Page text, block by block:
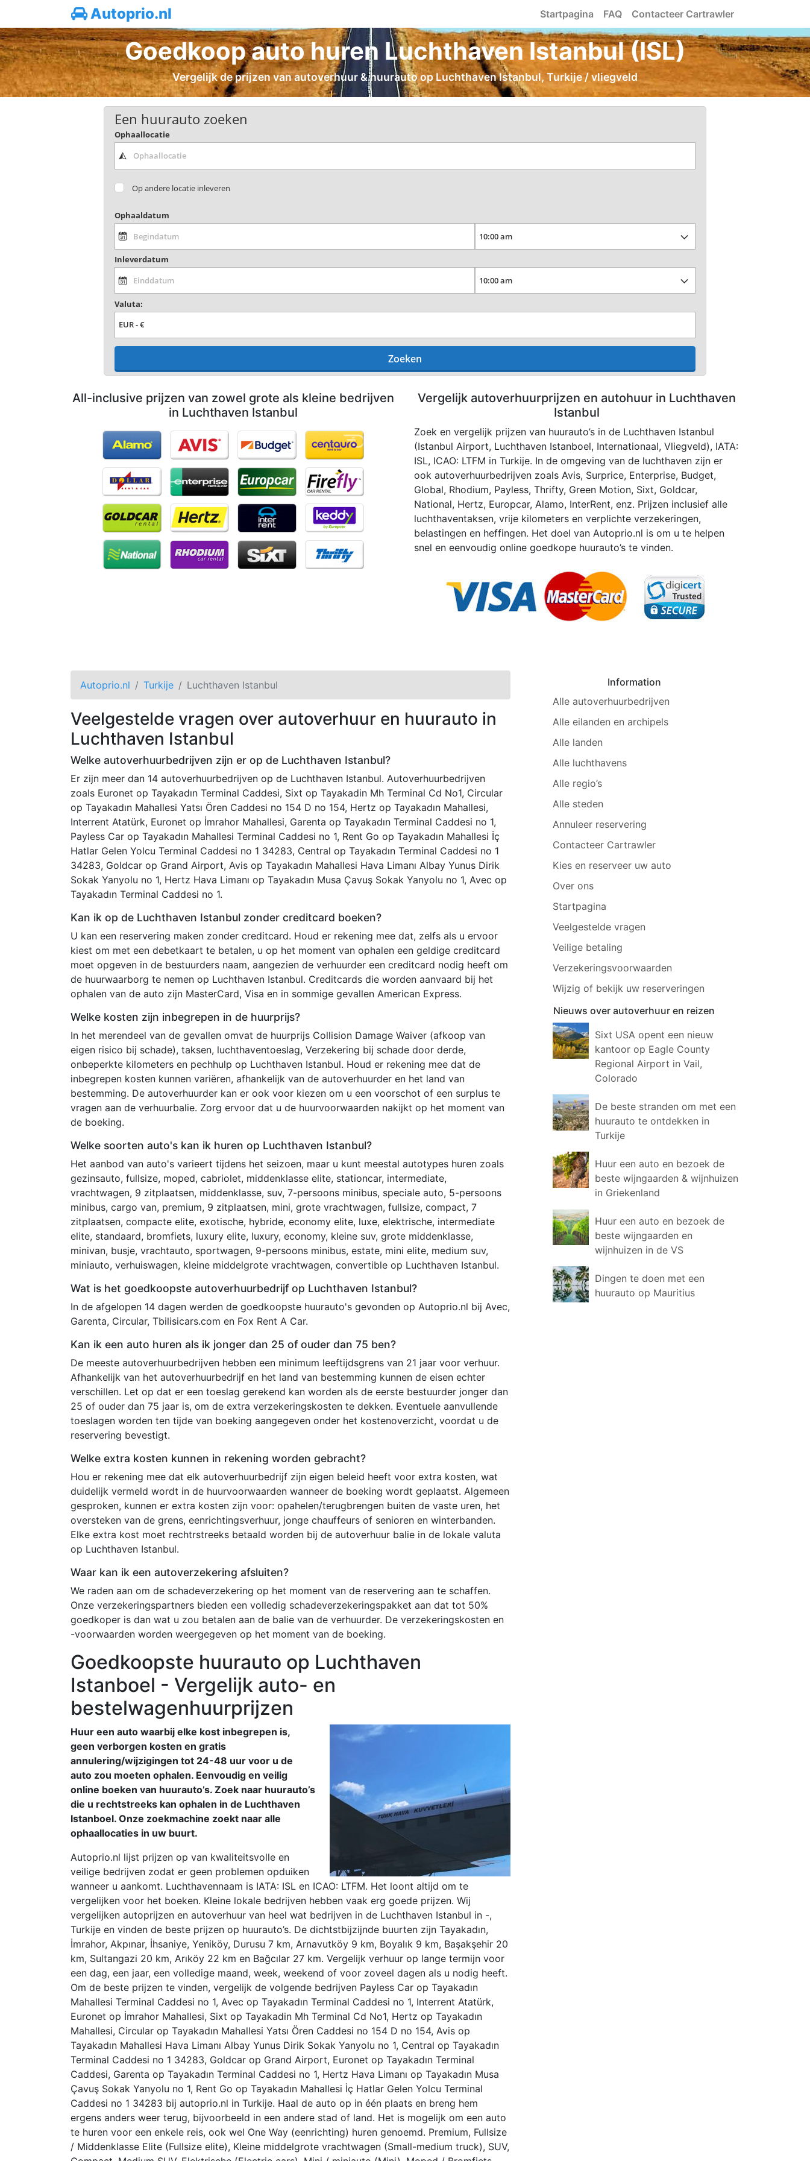
Autoprio.nl Startpagina FAQ Contacteer Cartrawler
Goedkoop auto huren Luchthaven Istanbul (ISL)
Vergelijk de prijzen van autoverhuur & huurauto op Luchthaven Istanbul, Turkije / vliegveld
Een huurauto zoeken
Ophaallocatie
Op andere locatie inleveren
Ophaaldatum
Inleverdatum
Valuta:
Zoeken
All-inclusive prijzen van zowel grote als kleine bedrijven
in Luchthaven Istanbul
Vergelijk autoverhuurprijzen en autohuur in Luchthaven
Istanbul
Zoek en vergelijk prijzen van huurauto’s in de Luchthaven Istanbul
(Istanbul Airport, Luchthaven Istanboel, Internationaal, Vliegveld), IATA:
ISL, ICAO: LTFM in Turkije. In de omgeving van de luchthaven zijn er
ook autoverhuurbedrijven zoals Avis, Surprice, Enterprise, Budget,
Global, Rhodium, Payless, Thrifty, Green Motion, Sixt, Goldcar,
National, Hertz, Europcar, Alamo, InterRent, enz. Prijzen inclusief alle
luchthaventaksen, vrije kilometers en verplichte verzekeringen,
belastingen en heffingen. Het doel van Autoprio.nl is om u te helpen
snel en eenvoudig online goedkope huurauto’s te vinden.
Autoprio.nl Turkije Luchthaven Istanbul
Veelgestelde vragen over autoverhuur en huurauto in
Luchthaven Istanbul
Welke autoverhuurbedrijven zijn er op de Luchthaven Istanbul?
Er zijn meer dan 14 autoverhuurbedrijven op de Luchthaven Istanbul. Autoverhuurbedrijven
zoals Euronet op Tayakadın Terminal Caddesi, Sixt op Tayakadin Mh Terminal Cd No1, Circular
op Tayakadın Mahallesi Yatsı Ören Caddesi no 154 D no 154, Hertz op Tayakadın Mahallesi,
Interrent Atatürk, Euronet op İmrahor Mahallesi, Garenta op Tayakadın Terminal Caddesi no 1,
Payless Car op Tayakadın Mahallesi Terminal Caddesi no 1, Rent Go op Tayakadın Mahallesi İç
Hatlar Gelen Yolcu Terminal Caddesi no 1 34283, Central op Tayakadın Terminal Caddesi no 1
34283, Goldcar op Grand Airport, Avis op Tayakadın Mahallesi Hava Limanı Albay Yunus Dirik
Sokak Yanyolu no 1, Hertz Hava Limanı op Tayakadın Musa Çavuş Sokak Yanyolu no 1, Avec op
Tayakadın Terminal Caddesi no 1.
Kan ik op de Luchthaven Istanbul zonder creditcard boeken?
U kan een reservering maken zonder creditcard. Houd er rekening mee dat, zelfs als u ervoor
kiest om met een debetkaart te betalen, u op het moment van ophalen een geldige creditcard
moet opgeven in de bestuurders naam, aangezien de verhuurder een creditcard nodig heeft om
de huurwaarborg te nemen op Luchthaven Istanbul. Creditcards die worden aanvaard bij het
ophalen van de auto zijn MasterCard, Visa en in sommige gevallen American Express.
Welke kosten zijn inbegrepen in de huurprijs?
In het merendeel van de gevallen omvat de huurprijs Collision Damage Waiver (afkoop van
eigen risico bij schade), taksen, luchthaventoeslag, Verzekering bij schade door derde,
onbeperkte kilometers en pechhulp op Luchthaven Istanbul. Houd er rekening mee dat de
inbegrepen kosten kunnen variëren, afhankelijk van de autoverhuurder en het land van
bestemming. De autoverhuurder kan er ook voor kiezen om u een voorschot of een surplus te
vragen aan de verhuurbalie. Zorg ervoor dat u de huurvoorwaarden nakijkt op het moment van
de boeking.
Welke soorten auto's kan ik huren op Luchthaven Istanbul?
Het aanbod van auto's varieert tijdens het seizoen, maar u kunt meestal autotypes huren zoals
gezinsauto, fullsize, moped, cabriolet, middenklasse elite, stationcar, intermediate,
vrachtwagen, 9 zitplaatsen, middenklasse, suv, 7-persoons minibus, speciale auto, 5-persoons
minibus, cargo van, premium, 9 zitplaatsen, mini, grote vrachtwagen, fullsize, compact, 7
zitplaatsen, compacte elite, exotische, hybride, economy elite, luxe, elektrische, intermediate
elite, standaard, bromfiets, luxury elite, luxury, economy, kleine suv, grote middenklasse,
minivan, busje, vrachtauto, sportwagen, 9-persoons minibus, estate, mini elite, medium suv,
miniauto, verhuiswagen, kleine middelgrote vrachtwagen, convertible op Luchthaven Istanbul.
Wat is het goedkoopste autoverhuurbedrijf op Luchthaven Istanbul?
In de afgelopen 14 dagen werden de goedkoopste huurauto's gevonden op Autoprio.nl bij Avec,
Garenta, Circular, Tbilisicars.com en Fox Rent A Car.
Kan ik een auto huren als ik jonger dan 25 of ouder dan 75 ben?
De meeste autoverhuurbedrijven hebben een minimum leeftijdsgrens van 21 jaar voor verhuur.
Afhankelijk van het autoverhuurbedrijf en het land van bestemming kunnen de eisen echter
verschillen. Let op dat er een toeslag gerekend kan worden als de eerste bestuurder jonger dan
25 of ouder dan 75 jaar is, om de extra verzekeringskosten te dekken. Eventuele aanvullende
toeslagen worden ten tijde van boeking aangegeven onder het kostenoverzicht, voordat u de
reservering bevestigt.
Welke extra kosten kunnen in rekening worden gebracht?
Hou er rekening mee dat elk autoverhuurbedrijf zijn eigen beleid heeft voor extra kosten, wat
duidelijk vermeld wordt in de huurvoorwaarden wanneer de boeking wordt geplaatst. Algemeen
gesproken, kunnen er extra kosten zijn voor: opahelen/terugbrengen buiten de vaste uren, het
oversteken van de grens, eenrichtingsverhuur, jonge chauffeurs of senioren en winterbanden.
Elke extra kost moet rechtrstreeks betaald worden bij de autoverhuur balie in de lokale valuta
op Luchthaven Istanbul.
Waar kan ik een autoverzekering afsluiten?
We raden aan om de schadeverzekering op het moment van de reservering aan te schaffen.
Onze verzekeringspartners bieden een volledig schadeverzekeringspakket aan dat tot 50%
goedkoper is dan wat u zou betalen aan de balie van de verhuurder. De verzekeringskosten en
-voorwaarden worden weergegeven op het moment van de boeking.
Goedkoopste huurauto op Luchthaven
Istanboel - Vergelijk auto- en
bestelwagenhuurprijzen
Huur een auto waarbij elke kost inbegrepen is,
geen verborgen kosten en gratis
annulering/wijzigingen tot 24-48 uur voor u de
auto zou moeten ophalen. Eenvoudig en veilig
online boeken van huurauto’s. Zoek naar huurauto’s
die u rechtstreeks kan ophalen in de Luchthaven
Istanboel. Onze zoekmachine zoekt naar alle
ophaallocaties in uw buurt.
Autoprio.nl lijst prijzen op van kwaliteitsvolle en
veilige bedrijven zodat er geen problemen opduiken
wanneer u aankomt. Luchthavennaam is IATA: ISL en ICAO: LTFM. Het loont altijd om te
vergelijken voor het boeken. Kleine lokale bedrijven hebben vaak erg goede prijzen. Wij
vergelijken autoprijzen en autoverhuur van heel wat bedrijven in de Luchthaven Istanbul in -,
Turkije en vinden de beste prijzen op huurauto’s. De dichtstbijzijnde buurten zijn Tayakadın,
İmrahor, Akpınar, İhsaniye, Yeniköy, Durusu 7 km, Arnavutköy 9 km, Boyalık 9 km, Başakşehir 20
km, Sultangazi 20 km, Arıköy 22 km en Bağcılar 27 km. Vergelijk verhuur op lange termijn voor
een dag, een jaar, een volledige maand, week, weekend of voor zoveel dagen als u nodig heeft.
Om de beste prijzen te vinden, vergelijk de volgende bedrijven Payless Car op Tayakadın
Mahallesi Terminal Caddesi no 1, Avec op Tayakadın Terminal Caddesi no 1, Interrent Atatürk,
Euronet op İmrahor Mahallesi, Sixt op Tayakadin Mh Terminal Cd No1, Hertz op Tayakadın
Mahallesi, Circular op Tayakadın Mahallesi Yatsı Ören Caddesi no 154 D no 154, Avis op
Tayakadın Mahallesi Hava Limanı Albay Yunus Dirik Sokak Yanyolu no 1, Central op Tayakadın
Terminal Caddesi no 1 34283, Goldcar op Grand Airport, Euronet op Tayakadın Terminal
Caddesi, Garenta op Tayakadın Terminal Caddesi no 1, Hertz Hava Limanı op Tayakadın Musa
Çavuş Sokak Yanyolu no 1, Rent Go op Tayakadın Mahallesi İç Hatlar Gelen Yolcu Terminal
Caddesi no 1 34283 bij autoprio.nl in Turkije. Haal de auto op in één plaats en breng hem
ergens anders weer terug, bijvoorbeeld in een andere stad of land. Het is mogelijk om een auto
te huren voor een enkele reis, ook wel One Way (eenrichting) huren genoemd. Premium, Fullsize
/ Middenklasse Elite (Fullsize elite), Kleine middelgrote vrachtwagen (Small-medium truck), SUV,
Information
Alle autoverhuurbedrijven
Alle eilanden en archipels
Alle landen
Alle luchthavens
Alle regio’s
Alle steden
Annuleer reservering
Contacteer Cartrawler
Kies en reserveer uw auto
Over ons
Startpagina
Veelgestelde vragen
Veilige betaling
Verzekeringsvoorwaarden
Wijzig of bekijk uw reserveringen
Nieuws over autoverhuur en reizen
Sixt USA opent een nieuw
kantoor op Eagle County
Regional Airport in Vail,
Colorado
De beste stranden om met een
huurauto te ontdekken in
Turkije
Huur een auto en bezoek de
beste wijngaarden & wijnhuizen
in Griekenland
Huur een auto en bezoek de
beste wijngaarden en
wijnhuizen in de VS
Dingen te doen met een
huurauto op Mauritius